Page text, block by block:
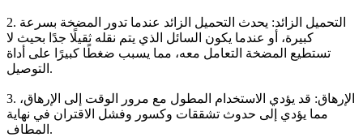
2. التحميل الزائد: يحدث التحميل الزائد عندما تدور المضخة بسرعة
كبيرة، أو عندما يكون السائل الذي يتم نقله ثقيلًا جدًا بحيث لا
تستطيع المضخة التعامل معه، مما يسبب ضغطًا كبيرًا على أداة
التوصيل.
3. الإرهاق: قد يؤدي الاستخدام المطول مع مرور الوقت إلى الإرهاق،
مما يؤدي إلى حدوث تشققات وكسور وفشل الاقتران في نهاية
المطاف.